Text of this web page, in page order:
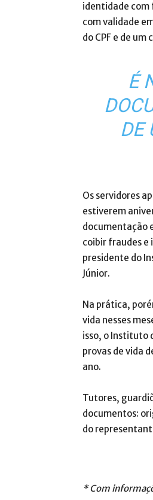
identidade com
com validade
do CPF e de
É
DE
Os servidores
estiverem
documentação
coibir fraudes e
presidente do
Júnior.
Na prática,
vida nesses
isso, o Instituto
provas de vida
ano.
Tutores,
documentos:
do
* Com